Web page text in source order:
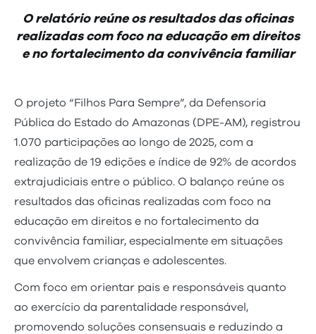
O relatório reúne os resultados das oficinas
realizadas com foco na educação em direitos
e no fortalecimento da convivência familiar
O projeto “Filhos Para Sempre”, da Defensoria
Pública do Estado do Amazonas (DPE-AM), registrou
1.070 participações ao longo de 2025, com a
realização de 19 edições e índice de 92% de acordos
extrajudiciais entre o público. O balanço reúne os
resultados das oficinas realizadas com foco na
educação em direitos e no fortalecimento da
convivência familiar, especialmente em situações
que envolvem crianças e adolescentes.
Com foco em orientar pais e responsáveis quanto
ao exercício da parentalidade responsável,
promovendo soluções consensuais e reduzindo a